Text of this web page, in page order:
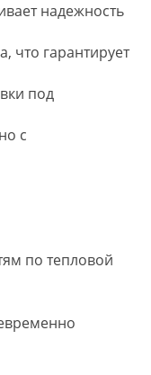
надежность
что гарантирует
под
с
по тепловой